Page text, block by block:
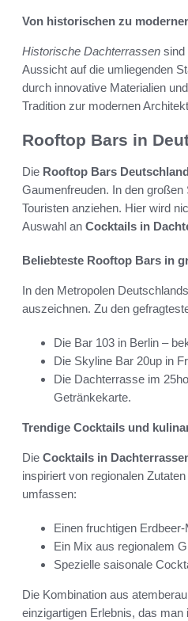
Von historischen zu
Historische Dachterrassen sind
Aussicht auf die umliegenden
durch innovative Materialien
Tradition zur modernen
Rooftop Bars in
Die Rooftop Bars Deutschland
Gaumenfreuden. In den
Touristen anziehen. Hier wird
Auswahl an Cocktails in
Beliebteste Rooftop Bars in
In den Metropolen
auszeichnen. Zu den
Die Bar 103 in Berlin –
Die Skyline Bar 20up in
Die Dachterrasse im
Getränkekarte.
Trendige Cocktails und
Die Cocktails in
inspiriert von regionalen
umfassen:
Einen fruchtigen
Ein Mix aus regionalem
Spezielle saisonale
Die Kombination aus
einzigartigen Erlebnis, das